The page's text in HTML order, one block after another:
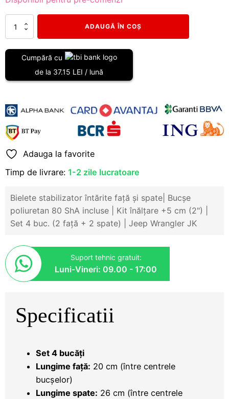
Cantitate
stabilizatoare
ranforsate,
bucșe
5
(2")
Jeep
Wrangler
JK
ADAUGĂ ÎN COȘ
Cumpără cu
de la 37.15 LEI / lună
Adauga la favorite
Timp de livrare: 1-2 zile lucratoare
Bielete stabilizator întărite față și spate| Bucșe
poliuretan 80 ShA incluse | Kit înălțare +5 cm (2") |
Set 4 buc. (2 față + 2 spate) | Jeep Wrangler JK
Suport tehnic gratuit:
Luni-Vineri: 09.00 - 17:00
Specificatii
Set 4 bucăți
Lungime față: 20 cm (între centrele
bucșelor)
Lungime spate: 26 cm (între centrele